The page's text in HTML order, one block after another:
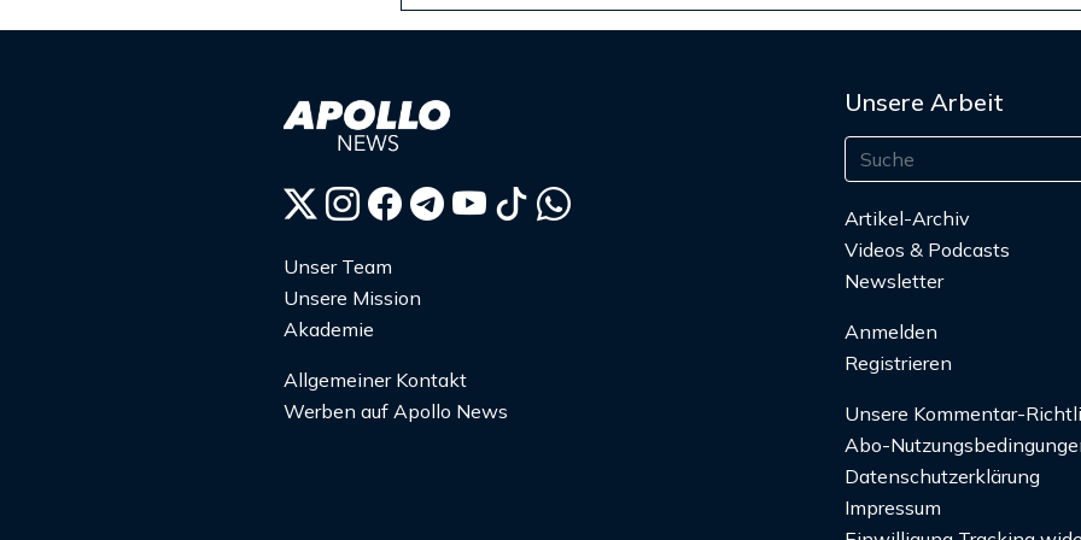
Unser Team
Unsere Mission
Akademie
Allgemeiner Kontakt
Werben auf Apollo News
Unsere Arbeit
Artikel-Archiv
Videos & Podcasts
Newsletter
Anmelden
Registrieren
Unsere Kommentar-
Abo-
Datenschutzerklärung
Impressum